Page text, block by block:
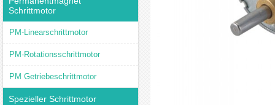
Schrittmotor
PM-Linearschrittmotor
PM-Rotationsschrittmotor
PM Getriebeschrittmotor
Spezieller Schrittmotor